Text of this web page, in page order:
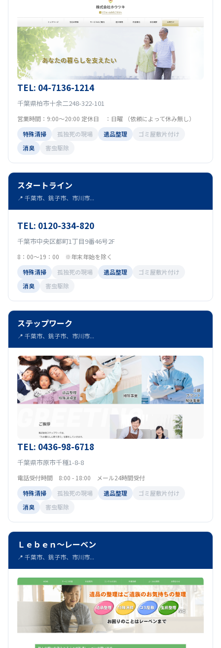
TEL: 04-7136-1214
千葉県柏市十余二248-322-101
営業時間：9:00〜20:00 定休日 ：日曜 （依頼によって休み無し）
特殊清掃
孤独死の現場 遺品整理
ゴミ屋敷片付け
消臭
害虫駆除
スタートライン
📍 千葉市、銚子市、市川市...
TEL: 0120-334-820
千葉市中央区都町1丁目9番46号2F
8：00～19：00 ※年末年始を除く
特殊清掃
孤独死の現場 遺品整理
ゴミ屋敷片付け
消臭
害虫駆除
ステップワーク
📍 千葉市、銚子市、市川市...
TEL: 0436-98-6718
千葉県市原市千種1-8-8
電話受付時間 8:00 - 18:00 メール24時間受付
特殊清掃
孤独死の現場 遺品整理
ゴミ屋敷片付け
消臭
害虫駆除
Ｌｅｂｅｎ～レーベン
📍 千葉市、銚子市、市川市...